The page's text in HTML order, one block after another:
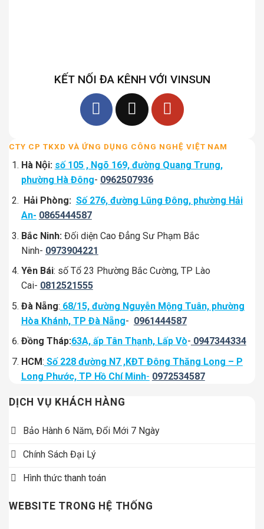
KẾT NỐI ĐA KÊNH VỚI VINSUN
CTY CP TKXD VÀ ỨNG DỤNG CÔNG NGHỆ VIỆT NAM
Hà Nội: số 105 , Ngõ 169, đường Quang Trung,
phường Hà Đông- 0962507936
Hải Phòng: Số 276, đường Lũng Đông, phường Hải
An- 0865444587
Bắc Ninh: Đối diện Cao Đẳng Sư Phạm Bắc
Ninh- 0973904221
Yên Bái: số Tổ 23 Phường Bắc Cường, TP Lào
Cai- 0812521555
Đà Nẵng: 68/15, đường Nguyễn Mộng Tuân, phường
Hòa Khánh, TP Đà Nẵng- 0961444587
Đồng Tháp:63A, ấp Tân Thạnh, Lấp Vò- 0947344334
HCM: Số 228 đường N7 ,KĐT Đông Thăng Long – P
Long Phước, TP Hồ Chí Minh- 0972534587
DỊCH VỤ KHÁCH HÀNG
Bảo Hành 6 Năm, Đổi Mới 7 Ngày
Chính Sách Đại Lý
Hình thức thanh toán
WEBSITE TRONG HỆ THỐNG